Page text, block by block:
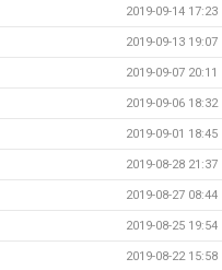
2019-09-14 17:23
2019-09-13 19:07
2019-09-07 20:11
2019-09-06 18:32
2019-09-01 18:45
2019-08-28 21:37
2019-08-27 08:44
2019-08-25 19:54
2019-08-22 15:58